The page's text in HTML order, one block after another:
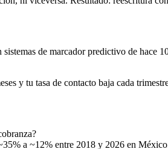
de marcador predictivo de hace
y tu tasa de contacto baja cada
a ~12% entre 2018 y 2026 en